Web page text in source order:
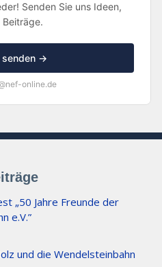
Senden Sie uns Ideen,
Beiträge.
senden →
online.de
„50 Jahre Freunde der
e.V.”
und die Wendelsteinbahn